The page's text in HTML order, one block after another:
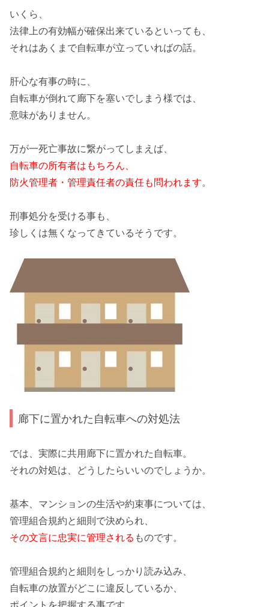
いくら、
法律上の有効幅が確保出来ているといっても、
それはあくまで自転車が立っていればの話。
肝心な有事の時に、
自転車が倒れて廊下を塞いでしまう様では、
意味がありません。
万が一死亡事故に繋がってしまえば、
自転車の所有者はもちろん、
防火管理者・管理責任者の責任も問われます。
刑事処分を受ける事も、
珍しくは無くなってきているそうです。
廊下に置かれた自転車への対処法
では、実際に共用廊下に置かれた自転車。
それの対処は、どうしたらいいのでしょうか。
基本、 マンションの生活や約束事については、
管理組合規約と細則で決められ、
その文言に忠実に管理される ものです。
管理組合規約と細則をしっかり読み込み、
自転車の放置がどこに違反しているか、